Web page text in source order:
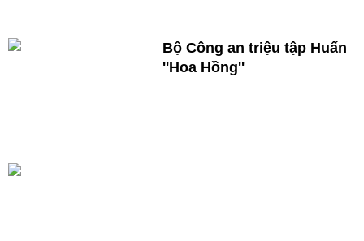
Bộ Công an triệu tập Huấn
''Hoa Hồng''